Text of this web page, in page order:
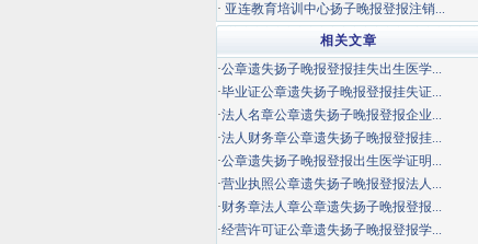
· 亚连教育培训中心扬子晚报登报注销...
相关文章
·公章遗失扬子晚报登报挂失出生医学...
·毕业证公章遗失扬子晚报登报挂失证...
·法人名章公章遗失扬子晚报登报企业...
·法人财务章公章遗失扬子晚报登报挂...
·公章遗失扬子晚报登报出生医学证明...
·营业执照公章遗失扬子晚报登报法人...
·财务章法人章公章遗失扬子晚报登报...
·经营许可证公章遗失扬子晚报登报学...